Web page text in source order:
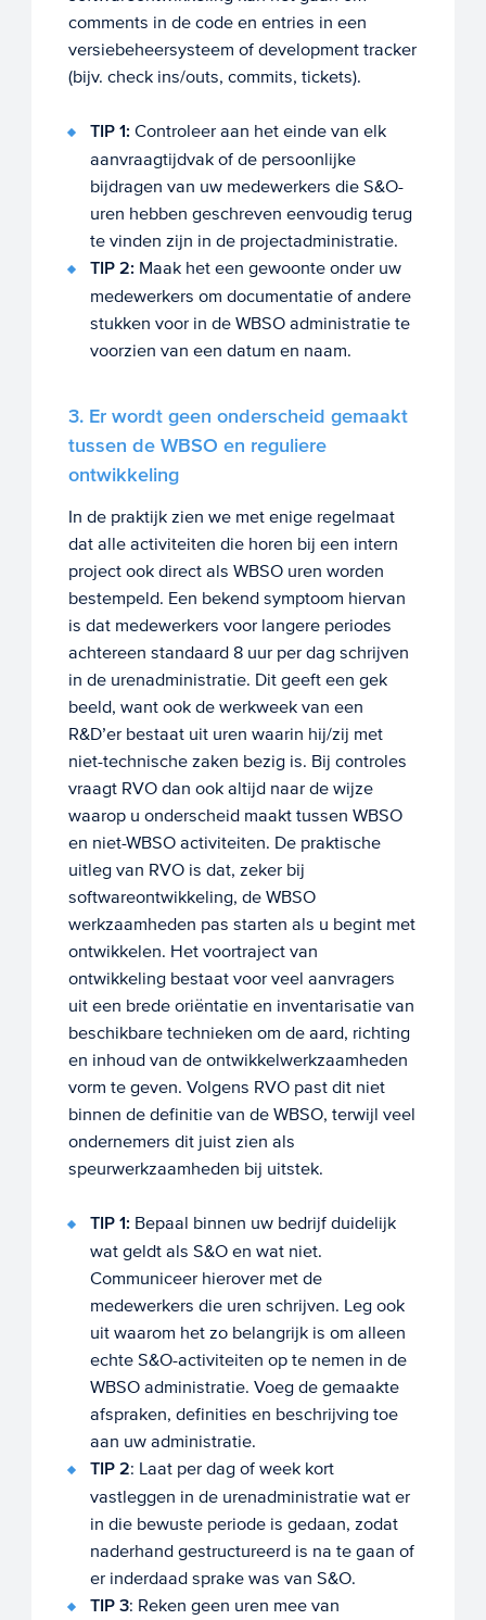
comments in de code en entries in een
versiebeheersysteem of development tracker
(bijv. check ins/outs, commits, tickets).
TIP 1: Controleer aan het einde van elk
aanvraagtijdvak of de persoonlijke
bijdragen van uw medewerkers die S&O-
uren hebben geschreven eenvoudig terug
te vinden zijn in de projectadministratie.
TIP 2: Maak het een gewoonte onder uw
medewerkers om documentatie of andere
stukken voor in de WBSO administratie te
voorzien van een datum en naam.
3. Er wordt geen onderscheid gemaakt
tussen de WBSO en reguliere
ontwikkeling
In de praktijk zien we met enige regelmaat
dat alle activiteiten die horen bij een intern
project ook direct als WBSO uren worden
bestempeld. Een bekend symptoom hiervan
is dat medewerkers voor langere periodes
achtereen standaard 8 uur per dag schrijven
in de urenadministratie. Dit geeft een gek
beeld, want ook de werkweek van een
R&D’er bestaat uit uren waarin hij/zij met
niet-technische zaken bezig is. Bij controles
vraagt RVO dan ook altijd naar de wijze
waarop u onderscheid maakt tussen WBSO
en niet-WBSO activiteiten. De praktische
uitleg van RVO is dat, zeker bij
softwareontwikkeling, de WBSO
werkzaamheden pas starten als u begint met
ontwikkelen. Het voortraject van
ontwikkeling bestaat voor veel aanvragers
uit een brede oriëntatie en inventarisatie van
beschikbare technieken om de aard, richting
en inhoud van de ontwikkelwerkzaamheden
vorm te geven. Volgens RVO past dit niet
binnen de definitie van de WBSO, terwijl veel
ondernemers dit juist zien als
speurwerkzaamheden bij uitstek.
TIP 1: Bepaal binnen uw bedrijf duidelijk
wat geldt als S&O en wat niet.
Communiceer hierover met de
medewerkers die uren schrijven. Leg ook
uit waarom het zo belangrijk is om alleen
echte S&O-activiteiten op te nemen in de
WBSO administratie. Voeg de gemaakte
afspraken, definities en beschrijving toe
aan uw administratie.
TIP 2: Laat per dag of week kort
vastleggen in de urenadministratie wat er
in die bewuste periode is gedaan, zodat
naderhand gestructureerd is na te gaan of
er inderdaad sprake was van S&O.
TIP 3: Reken geen uren mee van